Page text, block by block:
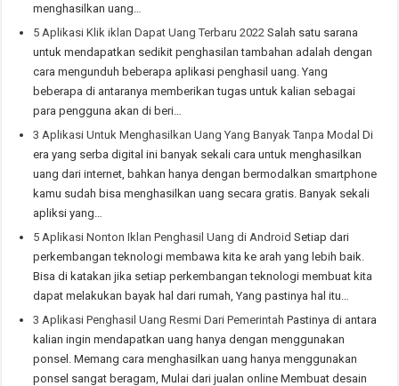
menghasilkan uang…
5 Aplikasi Klik iklan Dapat Uang Terbaru 2022 Salah satu sarana
untuk mendapatkan sedikit penghasilan tambahan adalah dengan
cara mengunduh beberapa aplikasi penghasil uang. Yang
beberapa di antaranya memberikan tugas untuk kalian sebagai
para pengguna akan di beri…
3 Aplikasi Untuk Menghasilkan Uang Yang Banyak Tanpa Modal Di
era yang serba digital ini banyak sekali cara untuk menghasilkan
uang dari internet, bahkan hanya dengan bermodalkan smartphone
kamu sudah bisa menghasilkan uang secara gratis. Banyak sekali
apliksi yang…
5 Aplikasi Nonton Iklan Penghasil Uang di Android Setiap dari
perkembangan teknologi membawa kita ke arah yang lebih baik.
Bisa di katakan jika setiap perkembangan teknologi membuat kita
dapat melakukan bayak hal dari rumah, Yang pastinya hal itu…
3 Aplikasi Penghasil Uang Resmi Dari Pemerintah Pastinya di antara
kalian ingin mendapatkan uang hanya dengan menggunakan
ponsel. Memang cara menghasilkan uang hanya menggunakan
ponsel sangat beragam, Mulai dari jualan online Membuat desain